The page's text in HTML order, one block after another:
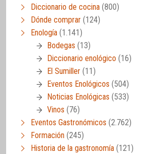
Diccionario de cocina (800)
Dónde comprar (124)
Enología (1.141)
Bodegas (13)
Diccionario enológico (16)
El Sumiller (11)
Eventos Enológicos (504)
Noticias Enológicas (533)
Vinos (76)
Eventos Gastronómicos (2.762)
Formación (245)
Historia de la gastronomía (121)